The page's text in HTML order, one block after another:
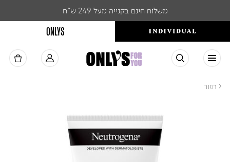
משלוח חינם בקנייה מעל 249 ש"ח
ONLYS
< חזור